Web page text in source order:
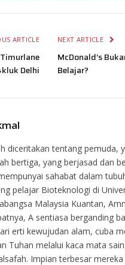
ARTICLE
Delhi
NEXT ARTICLE
McDonald’s
Belajar?
diceritakan tentang pemuda,
bertiga, yang berjasad dan
sahabat dalam
pelajar Bioteknologi di
Malaysia Kuantan,
A sentiasa berganding
erti kewujudan alam, cuba
Tuhan melalui kaca mata
Impian terbesar mereka